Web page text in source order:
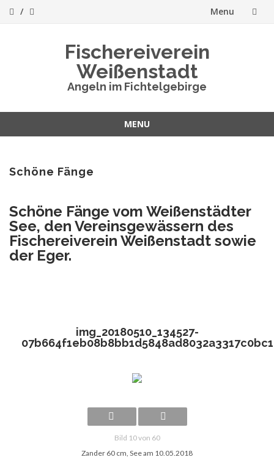
Menu
Fischereiverein
Weißenstadt
Angeln im Fichtelgebirge
MENU
content
Schöne Fänge
Schöne Fänge vom Weißenstädter
See, den Vereinsgewässern des
Fischereiverein Weißenstadt sowie
der Eger.
img_20180510_134527-
Bild 10 von 60
Zander 60 cm, See am 10.05.2018